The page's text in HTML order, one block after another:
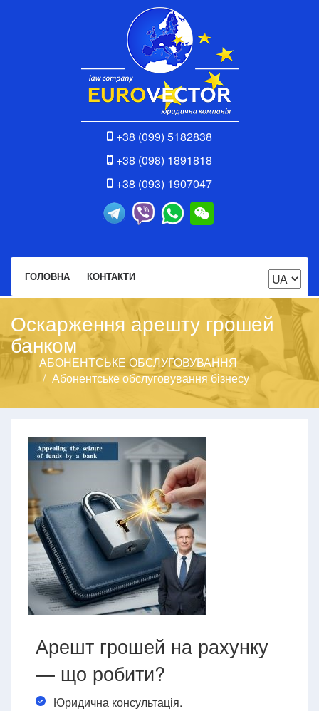
+38 (099) 5182838
+38 (098) 1891818
+38 (093) 1907047
ГОЛОВНА КОНТАКТИ
Оскарження арешту грошей
банком
АБОНЕНТСЬКЕ ОБСЛУГОВУВАННЯ
Абонентське обслуговування бізнесу
Арешт грошей на рахунку
— що робити?
Юридична консультація.